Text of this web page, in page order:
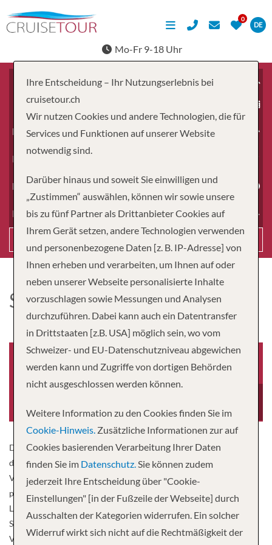
DE
Mo-Fr 9-18 Uhr
Erwachsene
Kinder
Dauer
Reiseart
SILVER SHADOW
Baujahr
Besatzung
Die preisgekrönte Silver Shadow ist eines der beliebtesten Schiffe
der Silversea-Flotte. Mit einem der höchsten Platz-zu-Gast-
Verhältnisse auf See bietet sie Reisenden authentische Erlebnisse,
puren Genuss und gemeinsame Momente. Auf den Shadow Class
Luxuskreuzfahrtschiffen Silver Shadow und Silver Whisper von
Silversea können Sie sich Ihr Tagesprogramm ganz nach Ihren
Vorstellungen, ohne Vorgaben oder Einschränkungen, selbst
Ihre Entscheidung – Ihr Nutzungserlebnis bei
cruisetour.ch
Wir nutzen Cookies und andere Technologien, die für
Services und Funktionen auf unserer Website
notwendig sind.
Darüber hinaus und soweit Sie einwilligen und
„Zustimmen“ auswählen, können wir sowie unsere
bis zu fünf Partner als Drittanbieter Cookies auf
Ihrem Gerät setzen, andere Technologien verwenden
und personenbezogene Daten [z. B. IP-Adresse] von
Ihnen erheben und verarbeiten, um Ihnen auf oder
neben unserer Webseite personalisierte Inhalte
vorzuschlagen sowie Messungen und Analysen
durchzuführen. Dabei kann auch ein Datentransfer
in Drittstaaten [z.B. USA] möglich sein, wo vom
Schweizer- und EU-Datenschutzniveau abgewichen
werden kann und Zugriffe von dortigen Behörden
nicht ausgeschlossen werden können.
Weitere Information zu den Cookies finden Sie im
Cookie-Hinweis. Zusätzliche Informationen zur auf
Cookies basierenden Verarbeitung Ihrer Daten
finden Sie im Datenschutz.Sie können zudem
jederzeit Ihre Entscheidung über "Cookie-
Einstellungen" [in der Fußzeile der Webseite] durch
Ausschalten der Kategorien widerrufen. Ein solcher
Widerruf wirkt sich nicht auf die Rechtmäßigkeit der